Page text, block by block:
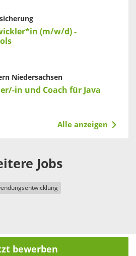
(m/w/d) -
Niedersachsen
in und Coach für Java
Alle anzeigen
Jobs
bewerben